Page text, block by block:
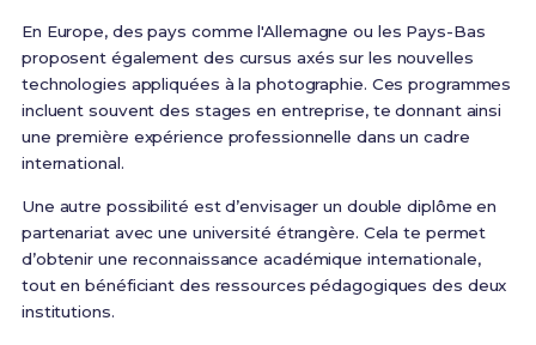
En Europe, des pays comme l'Allemagne ou les Pays-Bas
proposent également des cursus axés sur les nouvelles
technologies appliquées à la photographie. Ces programmes
incluent souvent des stages en entreprise, te donnant ainsi
une première expérience professionnelle dans un cadre
international.
Une autre possibilité est d’envisager un double diplôme en
partenariat avec une université étrangère. Cela te permet
d’obtenir une reconnaissance académique internationale,
tout en bénéficiant des ressources pédagogiques des deux
institutions.